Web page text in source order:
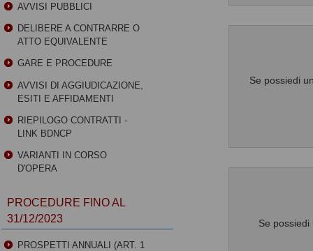
Se possiedi
Se
AVVISI PUBBLICI
DELIBERE A CONTRARRE O
ATTO EQUIVALENTE
GARE E PROCEDURE
AVVISI DI AGGIUDICAZIONE,
ESITI E AFFIDAMENTI
RIEPILOGO CONTRATTI -
LINK BDNCP
VARIANTI IN CORSO
D'OPERA
PROCEDURE FINO AL
31/12/2023
PROSPETTI ANNUALI (ART. 1